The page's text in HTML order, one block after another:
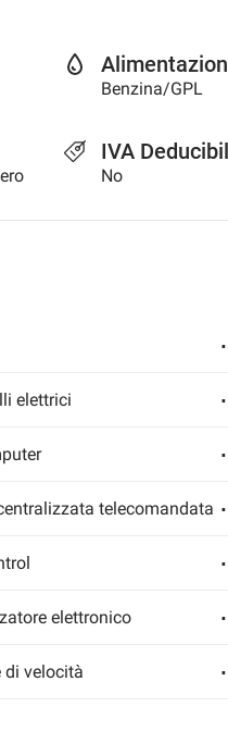
Benzina/GPL
IVA
No
elettrici
telecomandata
elettronico
di velocità